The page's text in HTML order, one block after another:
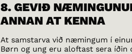
8. GEVIÐ
ANNAN AT KENNA
At samstarva við næmingum í
Børn og ung eru aloftast sera íðin